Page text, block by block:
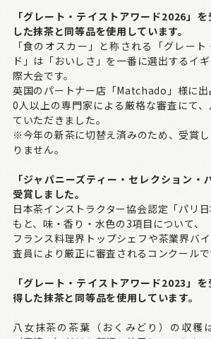
「グレート・テイストアワード2026」
した抹茶と同等品を使用しています。
「食のオスカー」と称される「グレー
ド」は「おいしさ」を一番に選出するイ
際大会です。
英国のパートナー店「Matchado」様に出
0人以上の専門家による厳格な審査にて
ていただきました。
※今年の新茶に切替え済みのため、受賞
りません。
「ジャパニーズティー・セレクション・
受賞しました。
日本茶インストラクター協会認定「パリ
もと、味・香り・水色の3項目について、
フランス料理界トップシェフや茶業界バ
査員により厳正に審査されるコンクールで
「グレート・テイストアワード2023」
得した抹茶と同等品を使用しています。
八女抹茶の茶葉（おくみどり）の収穫